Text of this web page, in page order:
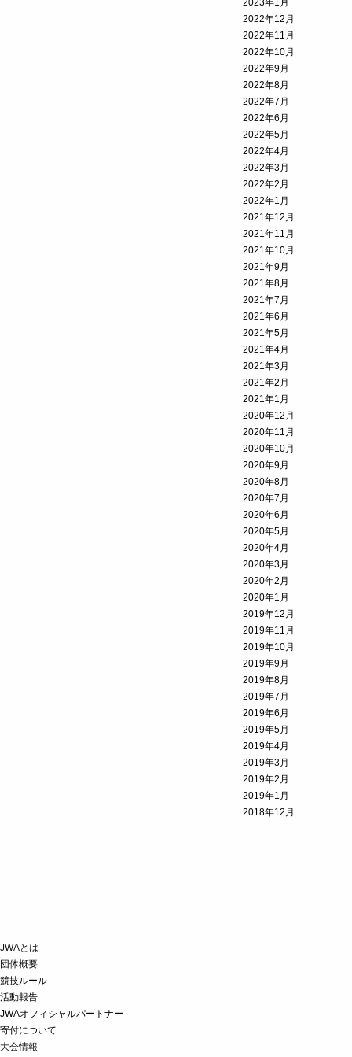
2023年1月
2022年12月
2022年11月
2022年10月
2022年9月
2022年8月
2022年7月
2022年6月
2022年5月
2022年4月
2022年3月
2022年2月
2022年1月
2021年12月
2021年11月
2021年10月
2021年9月
2021年8月
2021年7月
2021年6月
2021年5月
2021年4月
2021年3月
2021年2月
2021年1月
2020年12月
2020年11月
2020年10月
2020年9月
2020年8月
2020年7月
2020年6月
2020年5月
2020年4月
2020年3月
2020年2月
2020年1月
2019年12月
2019年11月
2019年10月
2019年9月
2019年8月
2019年7月
2019年6月
2019年5月
2019年4月
2019年3月
2019年2月
2019年1月
2018年12月
JWAとは
団体概要
競技ルール
活動報告
JWAオフィシャルパートナー
寄付について
大会情報